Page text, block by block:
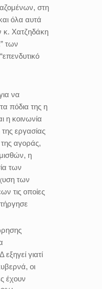
στη
όλα αυτά
κ. Χατζηδάκη
των
να
πόδια της η
η κοινωνία
της εργασίας
της αγοράς,
η
των
των
τις οποίες
γιατί
οι
έχουν